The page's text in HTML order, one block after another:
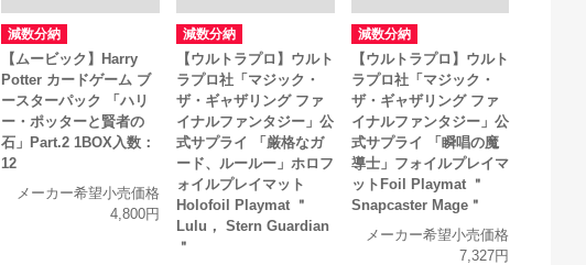
減数分納
【ムービック】Harry
Potter カードゲーム ブ
ースターパック 「ハリ
ー・ポッターと賢者の
石」Part.2 1BOX入数：
12
メーカー希望小売価格
4,800円
減数分納
【ウルトラプロ】ウルト
ラプロ社「マジック・
ザ・ギャザリング ファ
イナルファンタジー」公
式サプライ 「厳格なガ
ード、ルールー」ホロフ
ォイルプレイマット
Holofoil Playmat ＂
Lulu， Stern Guardian
＂
減数分納
【ウルトラプロ】ウルト
ラプロ社「マジック・
ザ・ギャザリング ファ
イナルファンタジー」公
式サプライ 「瞬唱の魔
導士」フォイルプレイマ
ットFoil Playmat ＂
Snapcaster Mage＂
メーカー希望小売価格
7,327円